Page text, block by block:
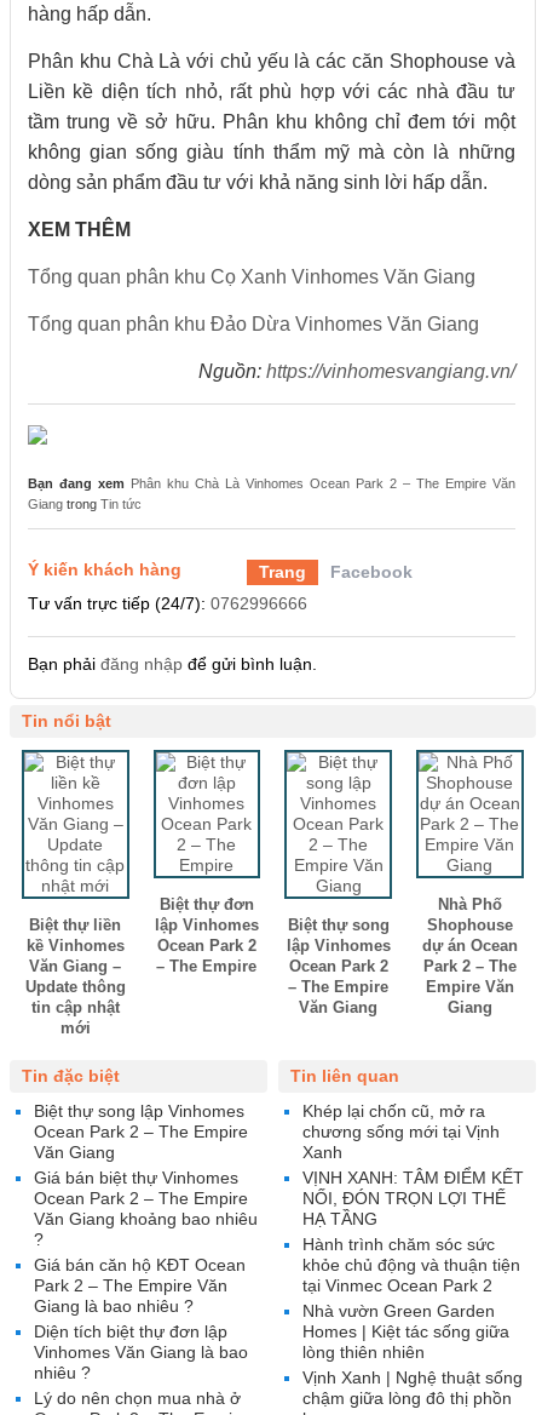
hàng hấp dẫn.
Phân khu Chà Là với chủ yếu là các căn Shophouse và
Liền kề diện tích nhỏ, rất phù hợp với các nhà đầu tư
tầm trung về sở hữu. Phân khu không chỉ đem tới một
không gian sống giàu tính thẩm mỹ mà còn là những
dòng sản phẩm đầu tư với khả năng sinh lời hấp dẫn.
XEM THÊM
Tổng quan phân khu Cọ Xanh Vinhomes Văn Giang
Tổng quan phân khu Đảo Dừa Vinhomes Văn Giang
Nguồn: https://vinhomesvangiang.vn/
Bạn đang xem
Phân khu Chà Là Vinhomes Ocean Park 2 – The Empire Văn
Giang trong Tin tức
Ý kiến khách hàng Trang
Facebook
Tư vấn trực tiếp (24/7): 0762996666
Bạn phải đăng nhập để gửi bình luận.
Tin nổi bật
Biệt thự liền
kề Vinhomes
Văn Giang –
Update thông
tin cập nhật
mới
Biệt thự đơn
lập Vinhomes
Ocean Park 2
– The Empire
Biệt thự song
lập Vinhomes
Ocean Park 2
– The Empire
Văn Giang
Nhà Phố
Shophouse
dự án Ocean
Park 2 – The
Empire Văn
Giang
Tin liên quan
Khép lại chốn cũ, mở ra
chương sống mới tại Vịnh
Xanh
VỊNH XANH: TÂM ĐIỂM KẾT
NỐI, ĐÓN TRỌN LỢI THẾ
HẠ TẦNG
Hành trình chăm sóc sức
khỏe chủ động và thuận tiện
tại Vinmec Ocean Park 2
Nhà vườn Green Garden
Homes | Kiệt tác sống giữa
lòng thiên nhiên
Vịnh Xanh | Nghệ thuật sống
chậm giữa lòng đô thị phồn
Tin đặc biệt
Biệt thự song lập Vinhomes
Ocean Park 2 – The Empire
Văn Giang
Giá bán biệt thự Vinhomes
Ocean Park 2 – The Empire
Văn Giang khoảng bao nhiêu
?
Giá bán căn hộ KĐT Ocean
Park 2 – The Empire Văn
Giang là bao nhiêu ?
Diện tích biệt thự đơn lập
Vinhomes Văn Giang là bao
nhiêu ?
Lý do nên chọn mua nhà ở